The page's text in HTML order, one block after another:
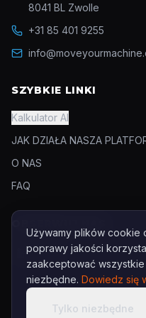
8041 BL Zwolle
+31 85 401 9255
SZYBKIE LINKI
Kalkulator AI
JAK DZIAŁA NASZA
O NAS
FAQ
Używamy plików cookie
poprawy jakości
zaakceptować
niezbędne. Dowiedz się
Tylko niezbędne